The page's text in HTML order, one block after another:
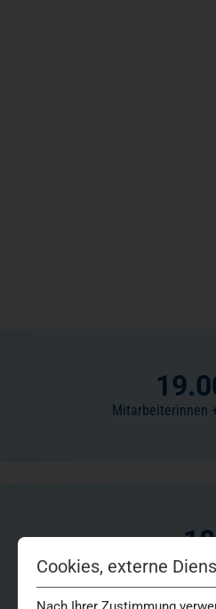
Mitarbeiterinnen
18
Cookies, externe